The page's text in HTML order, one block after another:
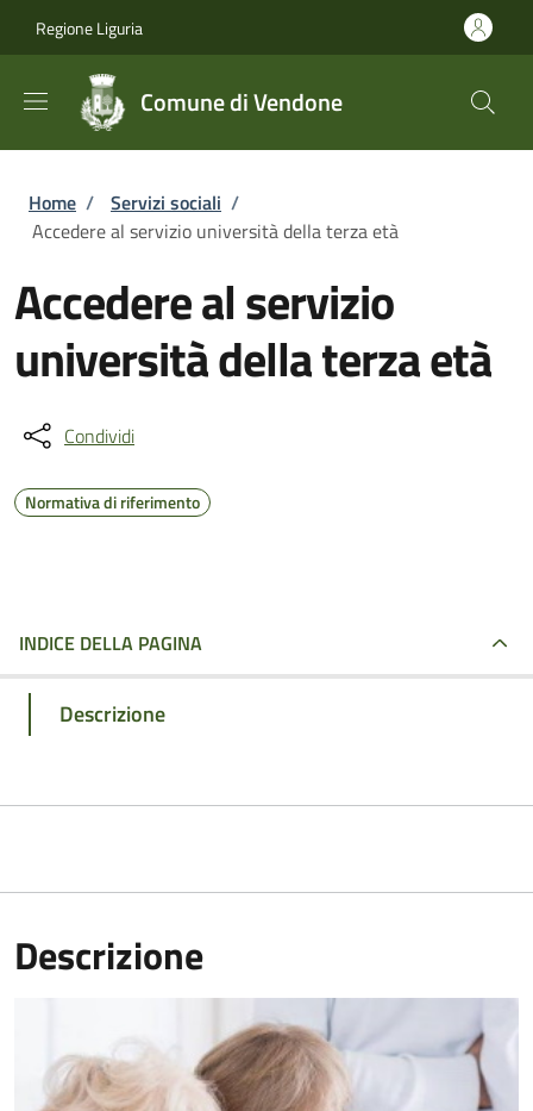
Regione Liguria
Comune di Vendone
Briciole di pane
Home / Servizi sociali /
Accedere al servizio università della terza età
Accedere al servizio
università della terza età
Condividi
Normativa di riferimento
INDICE DELLA PAGINA
Descrizione
Descrizione